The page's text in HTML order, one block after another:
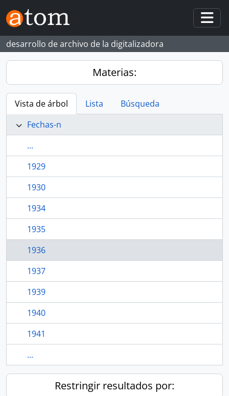
Skip to main content
desarrollo de archivo de la digitalizadora
Materias:
Vista de árbol Lista
Búsqueda
Fechas-n
...
1929
1930
1934
1935
1936
1937
1939
1940
1941
...
Restringir resultados por: